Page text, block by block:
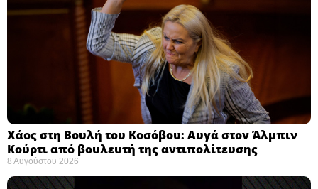
Χάος στη Βουλή του Κοσόβου: Αυγά στον Άλμπιν
Κούρτι από βουλευτή της αντιπολίτευσης
8 Αυγούστου 2026